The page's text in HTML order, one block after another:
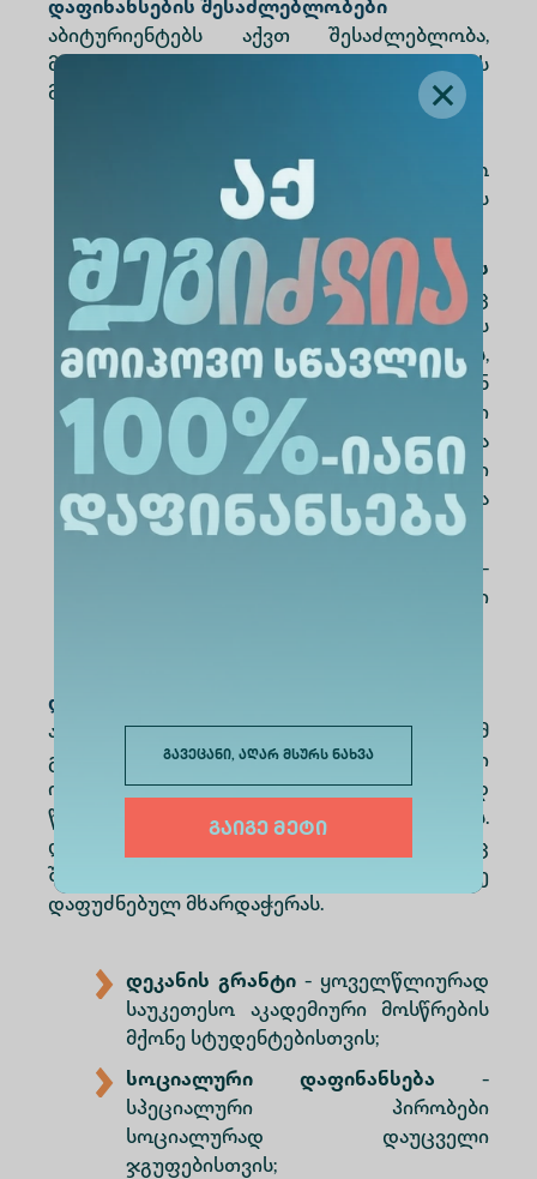
გავეცანი, აღარ მსურს ნახვა
გაიგე მეტი
დაფინანსების შესაძლებლობები
აბიტურიენტებს აქვთ შესაძლებლობა,
მიიღონ სასწავლო გრანტი, რაც სწავლას
მათთვის უფრო ხელმისაწვდომს გახდის:
დეკანის გრანტს
- საუკეთესო
აკადემიური მოსწრების
Სწავლის სრული დაფინანსების
შესაძლებლობა - მათთვის, ვინც
პირველ პრიორიტეტად აირჩევს
ალტე უნივერსიტეტს,
შესაძლებელია სწავლის სრული ან
ნაწილობრივი დაფინანსება. მაღალი
ქულის მქონე აბიტურიენტებსა და
მედალოსნებს უნივერსიტეტი
დამატებით სტიპენდიებსა და
ფასდაკლებებს სთავაზობს;
-
სოციალურად დაუცველი
დაფინანსების შესაძლებლობები
ალტე უნივერსიტეტი უზრუნველყოფს, რომ
განათლება მაქსიმალურად ხელმისაწვდომი
იყოს მოტივირებული და აკადემიურად
წარმატებული აბიტურიენტებისთვის.
დაფინანსების სისტემა მოიცავს როგორც
შიდა, ასევე სახელმწიფო გრანტებზე
დაფუძნებულ მხარდაჭერას.
დეკანის გრანტი - ყოველწლიურად
საუკეთესო აკადემიური მოსწრების
მქონე სტუდენტებისთვის;
სოციალური დაფინანსება -
სპეციალური პირობები
სოციალურად დაუცველი
ჯგუფებისთვის;